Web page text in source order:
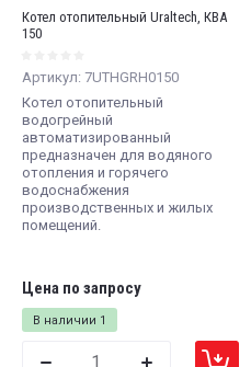
Котел отопительный Uraltech, КВА
150
Артикул: 7UTHGRH0150
Котел отопительный
водогрейный
автоматизированный
предназначен для водяного
отопления и горячего
водоснабжения
производственных и жилых
помещений.
В наличии 1
Цена по запросу